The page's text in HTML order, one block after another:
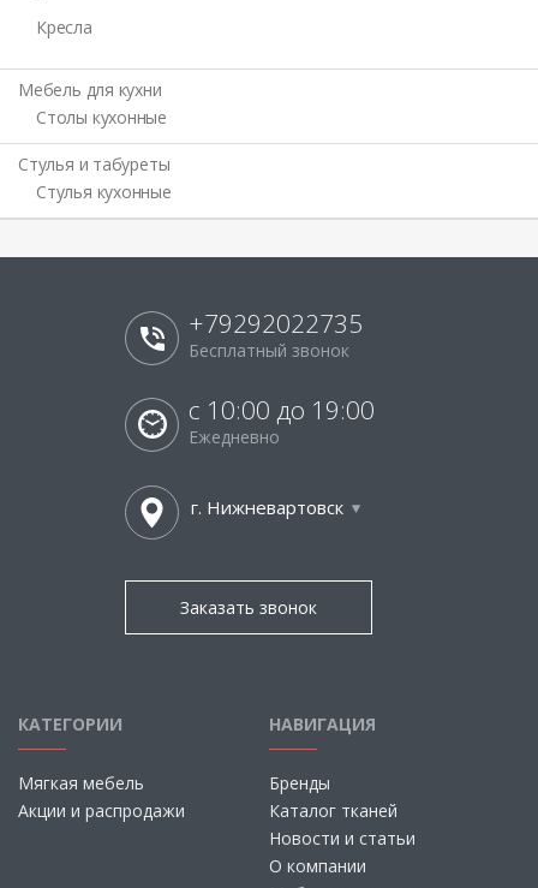
Кресла
Мебель для кухни
Столы кухонные
Стулья и табуреты
Стулья кухонные
+79292022735
Бесплатный звонок
с 10:00 до 19:00
Ежедневно
г. Нижневартовск
Заказать звонок
КАТЕГОРИИ
Мягкая мебель
Акции и распродажи
НАВИГАЦИЯ
Бренды
Каталог тканей
Новости и статьи
О компании